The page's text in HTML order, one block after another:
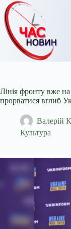
Перейти
до
вмісту
Лінія фронту вже
прорватися вглиб
Валерій
Культура